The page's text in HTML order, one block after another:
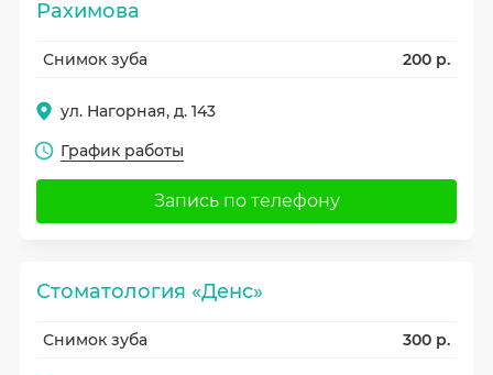
Рахимова
Снимок зуба 200 р.
ул. Нагорная, д. 143
График работы
Запись по телефону
Стоматология «Денс»
Снимок зуба 300 р.